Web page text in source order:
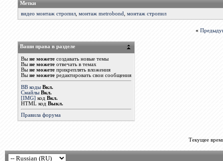
Метки
видео монтаж стропил, монтаж metrobond монтаж стропил
«
Ваши права в разделе
Вы не можетесоздавать новые темы
Вы не можетеотвечать в темах
Вы не можетеприкреплять вложения
Вы не можетередактировать свои сообщения
BB коды Вкл.
Смайлы Вкл.
[IMG] код Вкл.
HTML код Выкл.
Правила форума
Текущее